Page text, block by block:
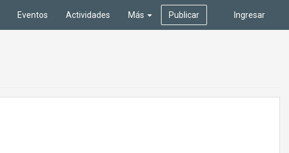
Ingresar
Eventos Actividades Más Publicar